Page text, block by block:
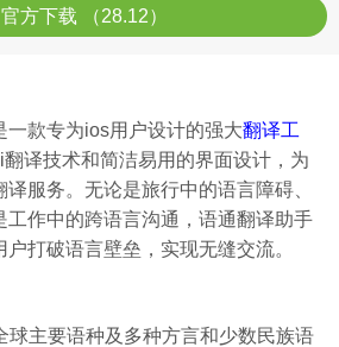
方下载 （28.12）
一款专为ios用户设计的强大翻译工
翻译技术和简洁易用的界面设计，为
服务。无论是旅行中的语言障碍、
工作中的跨语言沟通，语通翻译助手
打破语言壁垒，实现无缝交流。
球主要语种及多种方言和少数民族语